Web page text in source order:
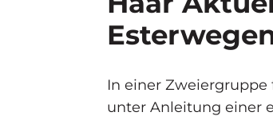
In einer
unter Anleitung einer